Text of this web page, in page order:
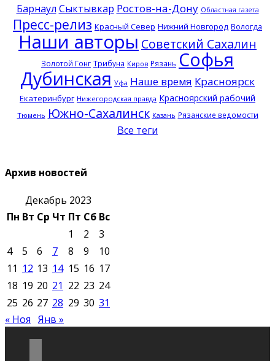
Барнаул Сыктывкар Ростов-на-Дону Областная газета
Пресс-релиз Красный Север Нижний Новгород Вологда
Наши авторы Советский Сахалин
Золотой Гонг Трибуна Киров Рязань Софья
Дубинская Уфа Наше время Красноярск
Екатеринбург Нижегородская правда Красноярский рабочий
Тюмень Южно-Сахалинск Казань Рязанские ведомости
Все теги
Архив новостей
Декабрь 2023
Пн Вт Ср Чт Пт Сб Вс
1
2
3
4
5 6 7 8 9
10
11 12 13 14 15 16 17
18 19 20 21 22 23 24
25 26 27 28 29 30 31
« Ноя Янв »